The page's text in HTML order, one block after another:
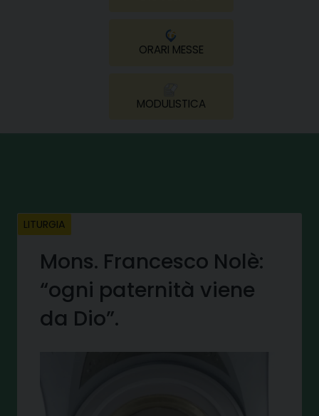
ORARI MESSE
MODULISTICA
LITURGIA
Mons. Francesco Nolè:
“ogni paternità viene
da Dio”.